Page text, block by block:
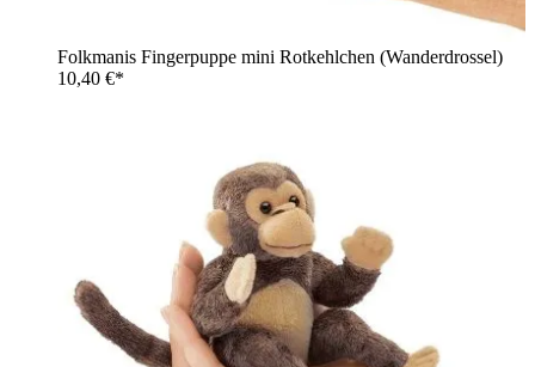
Folkmanis Fingerpuppe mini Rotkehlchen (Wanderdrossel)
10,40 €*